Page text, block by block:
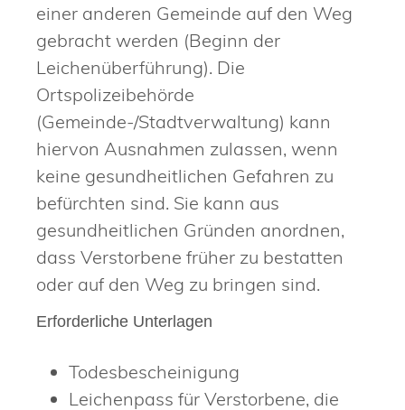
einer anderen Gemeinde auf den Weg
gebracht werden (Beginn der
Leichenüberführung). Die
Ortspolizeibehörde
(Gemeinde-/Stadtverwaltung) kann
hiervon Ausnahmen zulassen, wenn
keine gesundheitlichen Gefahren zu
befürchten sind. Sie kann aus
gesundheitlichen Gründen anordnen,
dass Verstorbene früher zu bestatten
oder auf den Weg zu bringen sind.
Erforderliche Unterlagen
Todesbescheinigung
Leichenpass für Verstorbene, die